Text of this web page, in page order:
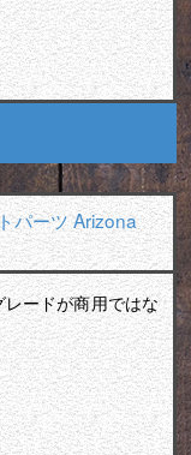
ーツ Arizona
ードが商用ではな